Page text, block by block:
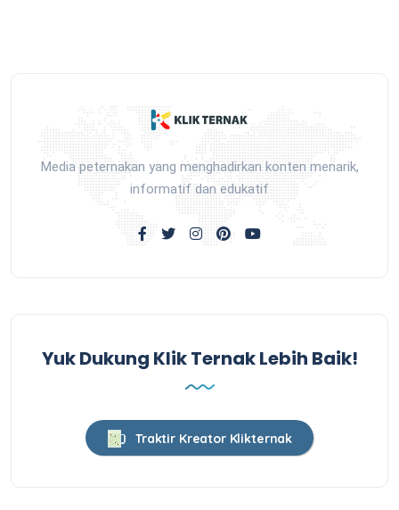
Media peternakan yang menghadirkan konten menarik,
informatif dan edukatif
Yuk Dukung Klik Ternak Lebih Baik!
Traktir Kreator Klikternak